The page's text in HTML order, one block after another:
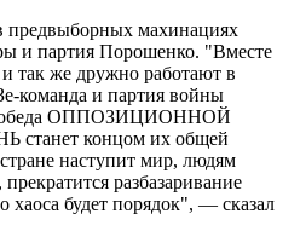
предвыборных махинациях
и партия Порошенко. "Вместе
так же дружно работают в
команда и партия войны
победа ОППОЗИЦИОННОЙ
концом их общей
наступит мир, людям
разбазаривание
хаоса будет порядок", — сказал